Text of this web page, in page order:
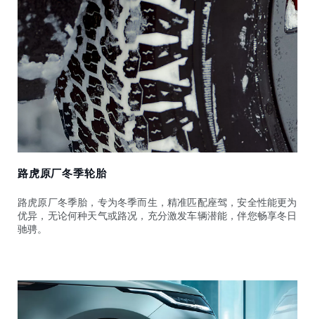
路虎原厂冬季轮胎
路虎原厂冬季胎，专为冬季而生，精准匹配座驾，安全性能更为
优异，无论何种天气或路况，充分激发车辆潜能，伴您畅享冬日
驰骋。